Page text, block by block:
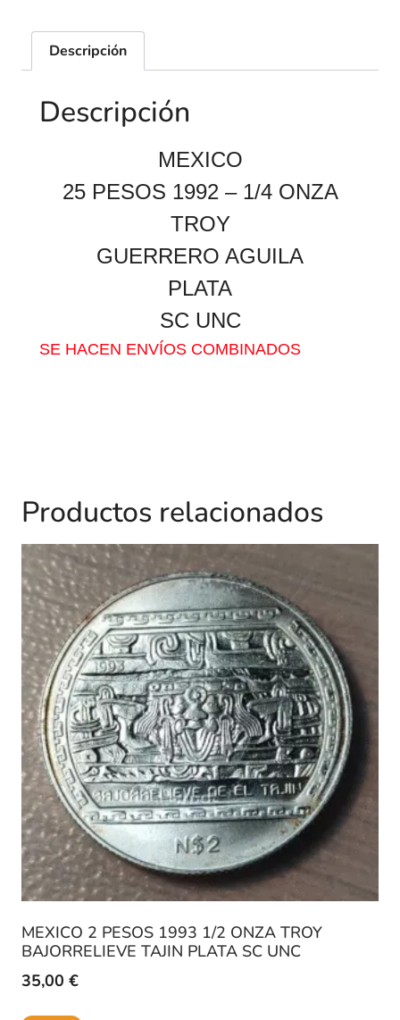
Descripción
Descripción
MEXICO
25 PESOS 1992 – 1/4 ONZA
TROY
GUERRERO AGUILA
PLATA
SC UNC
SE HACEN ENVÍOS COMBINADOS
Productos relacionados
MEXICO 2 PESOS 1993 1/2 ONZA TROY
BAJORRELIEVE TAJIN PLATA SC UNC
35,00 €